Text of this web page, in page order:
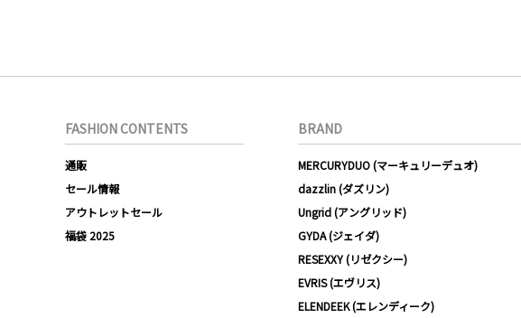
FASHION CONTENTS
通販
セール情報
アウトレットセール
福袋 2025
BRAND
MERCURYDUO (マーキュリーデュオ)
dazzlin (ダズリン)
Ungrid (アングリッド)
GYDA (ジェイダ)
RESEXXY (リゼクシー)
EVRIS (エヴリス)
ELENDEEK (エレンディーク)